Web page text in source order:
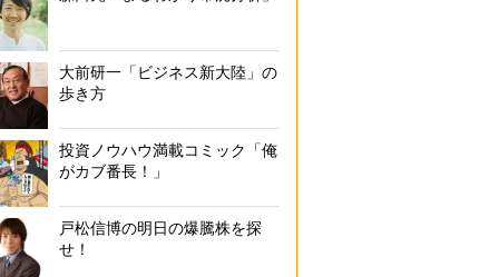
大前研一「ビジネス新大陸」の
歩き方
投資ノウハウ満載コミック「俺
がカブ番長！」
戸松信博の明日の爆騰株を探
せ！